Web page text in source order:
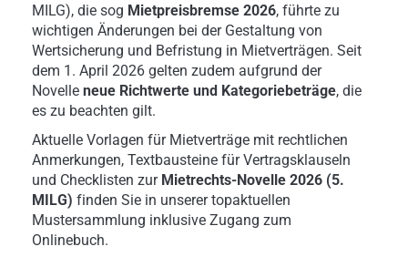
MILG), die sog Mietpreisbremse 2026, führte zu
wichtigen Änderungen bei der Gestaltung von
Wertsicherung und Befristung in Mietverträgen. Seit
dem 1. April 2026 gelten zudem aufgrund der
Novelle neue Richtwerte und Kategoriebeträge, die
es zu beachten gilt.
Aktuelle Vorlagen für Mietverträge mit rechtlichen
Anmerkungen, Textbausteine für Vertragsklauseln
und Checklisten zur Mietrechts-Novelle 2026 (5.
MILG) finden Sie in unserer topaktuellen
Mustersammlung inklusive Zugang zum
Onlinebuch.